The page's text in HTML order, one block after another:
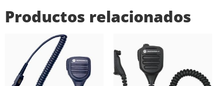
Productos relacionados